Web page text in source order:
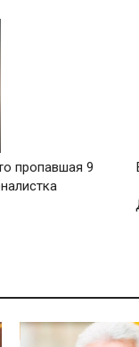
пропавшая 9